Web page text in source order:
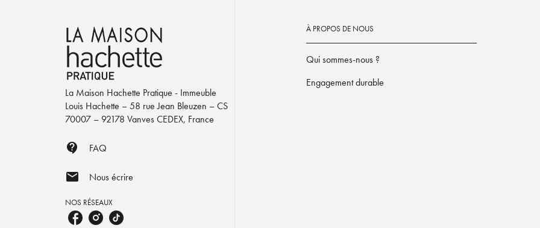
La Maison Hachette Pratique - Immeuble
Louis Hachette – 58 rue Jean Bleuzen – CS
70007 – 92178 Vanves CEDEX, France
contact_support FAQ
mail Nous écrire
NOS RÉSEAUX
À PROPOS DE NOUS
Qui sommes-nous ?
Engagement durable